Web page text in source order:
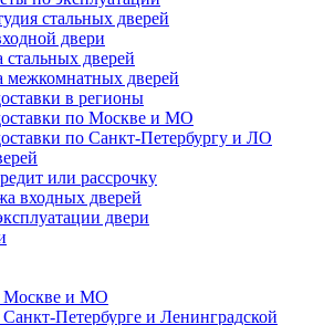
стальных дверей
двери
стальных дверей
межкомнатных дверей
в регионы
по Москве и МО
по Санкт-Петербургу и ЛО
или рассрочку
входных дверей
двери
Москве и МО
Петербурге и Ленинградской